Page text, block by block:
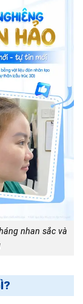
nhan sắc và